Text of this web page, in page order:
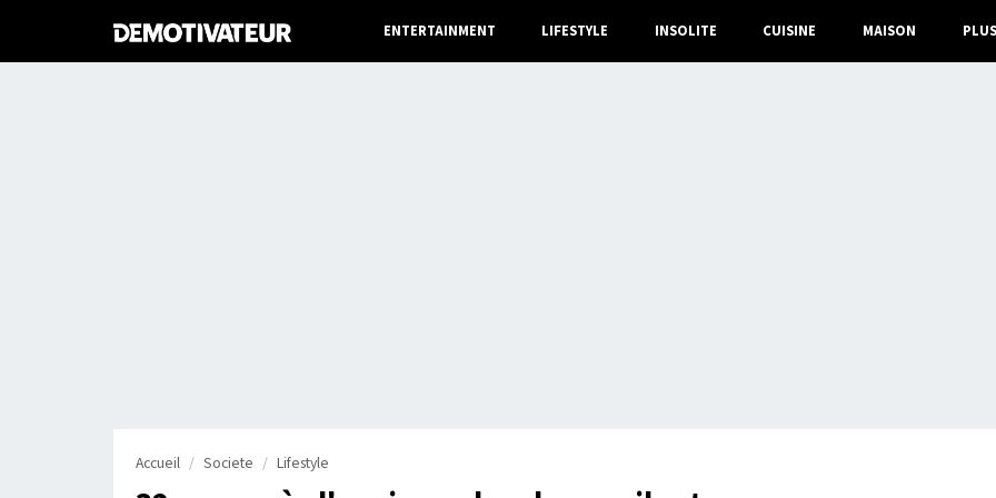
ENTERTAINMENT LIFESTYLE INSOLITE CUISINE MAISON PLUS
Accueil Societe Lifestyle